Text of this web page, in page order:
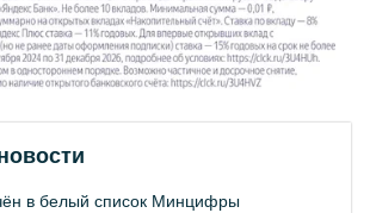
в белый список Минцифры